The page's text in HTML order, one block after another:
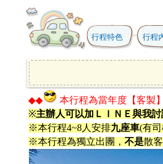
行程特色 行程
◆◆
本行程為當年度【客製
※主辦人可以加ＬＩＮＥ與我
※本行程4~8人安排九座車(有
※本行程為獨立出團， 不是散客